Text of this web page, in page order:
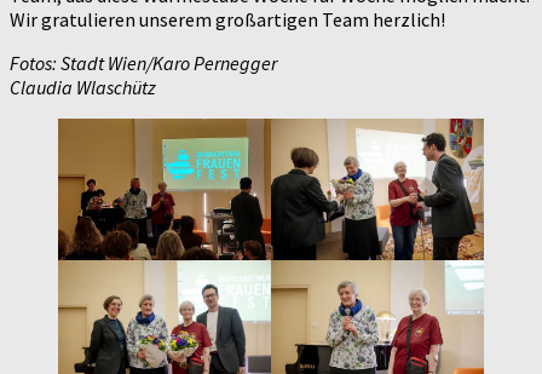
Wir gratulieren unserem großartigen Team herzlich!
Fotos: Stadt Wien/Karo Pernegger
Claudia Wlaschütz